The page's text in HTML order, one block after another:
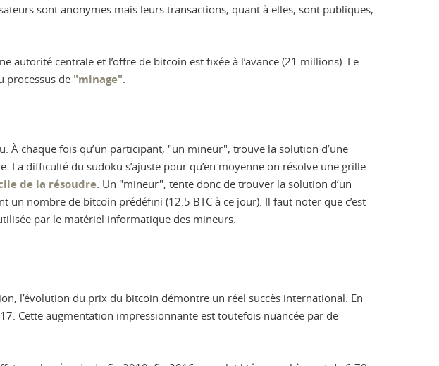
sont anonymes mais leurs transactions, quant à elles, sont publiques,
autorité centrale et l’offre de bitcoin est fixée à l’avance (21 millions). Le
processus de "minage".
À chaque fois qu’un participant, "un mineur", trouve la solution d’une
difficulté du sudoku s’ajuste pour qu’en moyenne on résolve une grille
de la résoudre. Un "mineur", tente donc de trouver la solution d’un
nombre de bitcoin prédéfini (12.5 BTC à ce jour). Il faut noter que c’est
par le matériel informatique des mineurs.
l’évolution du prix du bitcoin démontre un réel succès international. En
Cette augmentation impressionnante est toutefois nuancée par de